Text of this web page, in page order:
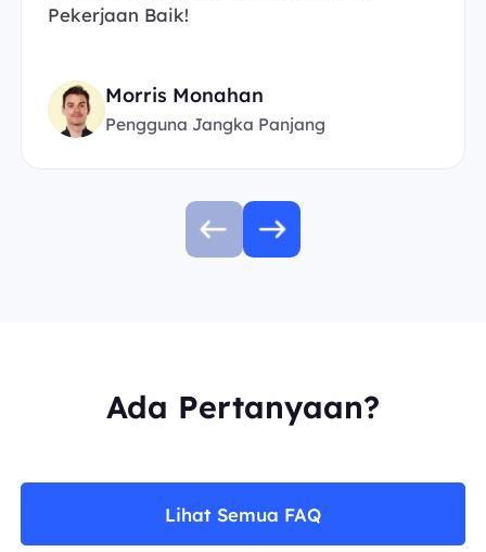
Pekerjaan Baik!
Morris Monahan
Pengguna Jangka Panjang
Ada Pertanyaan?
Lihat Semua FAQ